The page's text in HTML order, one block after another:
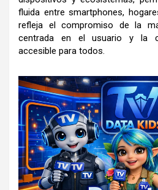
fluida entre smartphones,
refleja el compromiso de la
centrada en el usuario y la
accesible para todos.